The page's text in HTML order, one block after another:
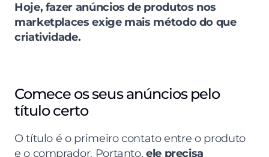
Hoje, fazer anúncios de produtos nos
marketplaces exige mais método do que
criatividade.
Comece os seus anúncios pelo
título certo
O título é o primeiro contato entre o produto
e o comprador. Portanto, ele precisa